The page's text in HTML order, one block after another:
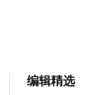
编辑精选